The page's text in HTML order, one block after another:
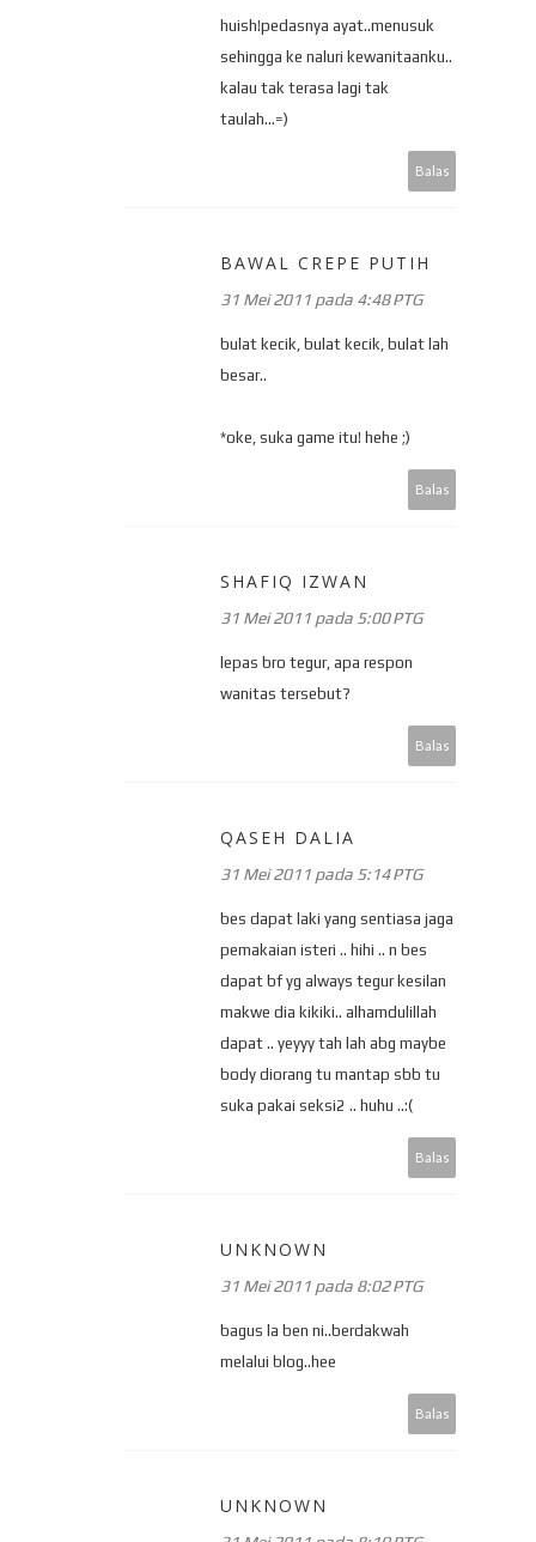
huish!pedasnya ayat..menusuk
sehingga ke naluri kewanitaanku..
kalau tak terasa lagi tak
taulah...=)
Balas
BAWAL CREPE PUTIH
31 Mei 2011 pada 4:48 PTG
bulat kecik, bulat kecik, bulat lah
besar..
*oke, suka game itu! hehe ;)
Balas
SHAFIQ IZWAN
31 Mei 2011 pada 5:00 PTG
lepas bro tegur, apa respon
wanitas tersebut?
Balas
QASEH DALIA
31 Mei 2011 pada 5:14 PTG
bes dapat laki yang sentiasa jaga
pemakaian isteri .. hihi .. n bes
dapat bf yg always tegur kesilan
makwe dia kikiki.. alhamdulillah
dapat .. yeyyy tah lah abg maybe
body diorang tu mantap sbb tu
suka pakai seksi2 .. huhu ..:(
Balas
UNKNOWN
31 Mei 2011 pada 8:02 PTG
bagus la ben ni..berdakwah
melalui blog..hee
Balas
UNKNOWN